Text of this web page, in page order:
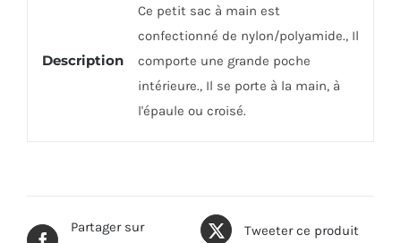
Description
Ce petit sac à main est
confectionné de nylon/polyamide., Il
comporte une grande poche
intérieure., Il se porte à la main, à
l'épaule ou croisé.
Partager sur
Tweeter ce produit